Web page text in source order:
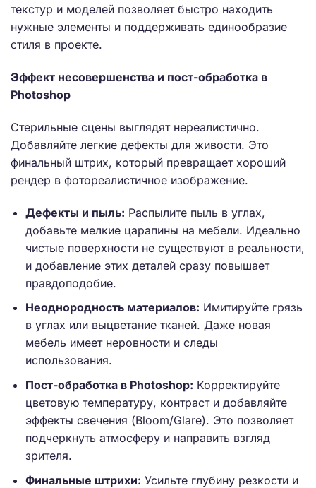
текстур и моделей позволяет быстро находить
нужные элементы и поддерживать единообразие
стиля в проекте.
Эффект несовершенства и пост-обработка в
Photoshop
Стерильные сцены выглядят нереалистично.
Добавляйте легкие дефекты для живости. Это
финальный штрих, который превращает хороший
рендер в фотореалистичное изображение.
Дефекты и пыль: Распылите пыль в углах,
добавьте мелкие царапины на мебели. Идеально
чистые поверхности не существуют в реальности,
и добавление этих деталей сразу повышает
правдоподобие.
Неоднородность материалов: Имитируйте грязь
в углах или выцветание тканей. Даже новая
мебель имеет неровности и следы
использования.
Пост-обработка в Photoshop: Корректируйте
цветовую температуру, контраст и добавляйте
эффекты свечения (Bloom/Glare). Это позволяет
подчеркнуть атмосферу и направить взгляд
зрителя.
Финальные штрихи: Усильте глубину резкости и